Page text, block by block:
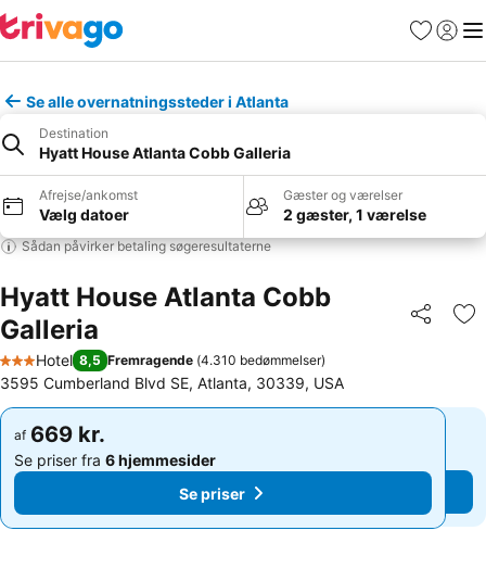
Favoritter
Log ind
Se alle overnatningssteder i Atlanta
Destination
Hyatt House Atlanta Cobb Galleria
Afrejse/ankomst
Vælg datoer
Gæster og værelser
2 gæster, 1 værelse
Sådan påvirker betaling søgeresultaterne
Hyatt House Atlanta Cobb
Galleria
Del
3 Stjerner
Hotel 8,5 Fremragende (4.310 bedømmelser)
3595 Cumberland Blvd SE, Atlanta, 30339, USA
af 669 kr.
Se priser fra 6 hjemmesider
Se priser
af 669 kr.
Se priser fra 6 hjemmesider
Se priser